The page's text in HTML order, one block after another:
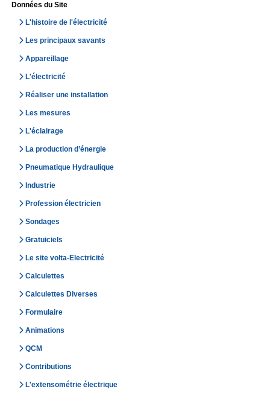
Données du Site
L'histoire de l'électricité
Les principaux savants
Appareillage
L'électricité
Réaliser une installation
Les mesures
L'éclairage
La production d’énergie
Pneumatique Hydraulique
Industrie
Profession électricien
Sondages
Gratuiciels
Le site volta-Electricité
Calculettes
Calculettes Diverses
Formulaire
Animations
QCM
Contributions
L'extensométrie électrique